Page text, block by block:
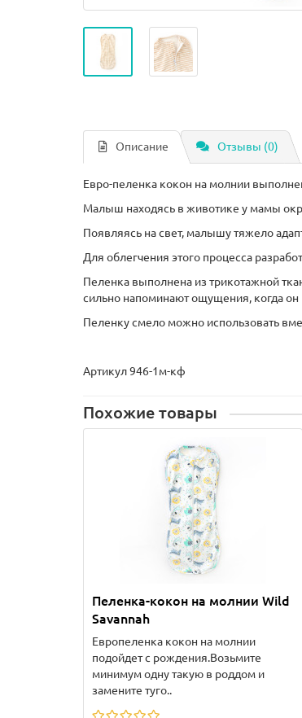
Описание Отзывы (0)
Евро-пеленка кокон на молнии
Малыш находясь в животике у мамы
Появляясь на свет, малышу тяжело
Для облегчения этого процесса
Пеленка выполнена из трикотажной
сильно напоминают ощущения, когда
Пеленку смело можно использовать
Артикул 946-1м-кф
Похожие товары
Пеленка-кокон на молнии Wild
Savannah
Европеленка кокон на молнии
подойдет с рождения.Возьмите
минимум одну такую в роддом и
замените туго..